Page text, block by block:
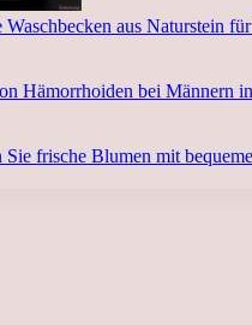
aus Naturstein
Hämorrhoiden bei Männern
Sie frische Blumen mit